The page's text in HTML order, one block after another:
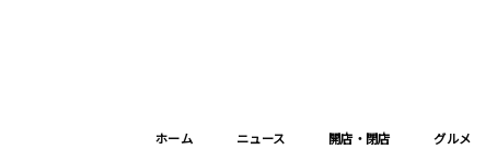
ホーム ニュース 開店・閉店 グルメ